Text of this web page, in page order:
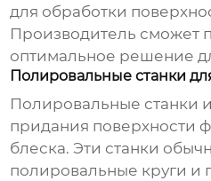
для обработки
Производитель сможет
оптимальное решение
Полировальные станки
Полировальные станки
придания поверхности
блеска. Эти станки
полировальные круги и